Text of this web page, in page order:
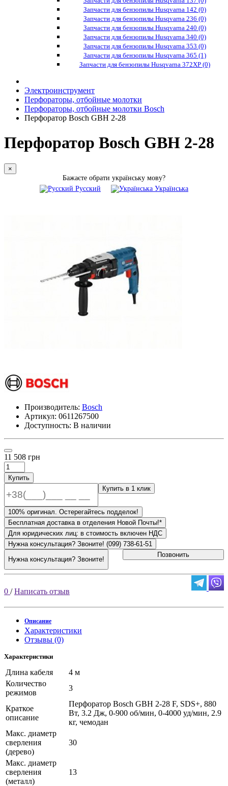
Запчасти для бензопилы Husqvarna 142 (0)
Запчасти для бензопилы Husqvarna 236 (0)
Запчасти для бензопилы Husqvarna 240 (0)
Запчасти для бензопилы Husqvarna 340 (0)
Запчасти для бензопилы Husqvarna 353 (0)
Запчасти для бензопилы Husqvarna 365 (1)
Запчасти для бензопилы Husqvarna 372XP (0)
Электроинструмент
Перфораторы, отбойные молотки
Перфораторы, отбойные молотки Bosch
Перфоратор Bosch GBH 2-28
Перфоратор Bosch GBH 2-28
×
Бажаєте обрати українську мову?
Русский
Українська
Производитель: Bosch
Артикул: 0611267500
Доступность: В наличии
11 508 грн
Купить
Купить в 1 клик
100% оригинал. Остерегайтесь подделок!
Бесплатная доставка в отделения Новой Почты!*
Для юридических лиц: в стоимость включен НДС
Нужна консультация? Звоните! (099) 738-61-51
Нужна консультация? Звоните!
Позвонить
0 /Написать отзыв
Описание
Характеристики
Отзывы (0)
Характеристики
Длина кабеля
4 м
Количество
режимов
3
Краткое
описание
Перфоратор Bosch GBH 2-28 F, SDS+, 880
Вт, 3.2 Дж, 0-900 об/мин, 0-4000 уд/мин, 2.9
кг, чемодан
Макс. диаметр
сверления
(дерево)
30
Макс. диаметр
сверления
(металл)
13